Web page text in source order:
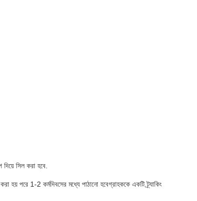
সিল করা হবে.
হয় পরে 1-2 কর্মদিবসের মধ্যে পাঠানো হবেগ্রাহককে একটি ট্র্যাকিং